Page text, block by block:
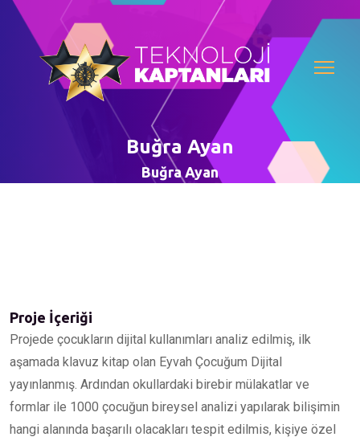
Buğra Ayan
Buğra Ayan
Proje İçeriği
Projede çocukların dijital kullanımları analiz edilmiş, ilk
aşamada klavuz kitap olan Eyvah Çocuğum Dijital
yayınlanmış. Ardından okullardaki birebir mülakatlar ve
formlar ile 1000 çocuğun bireysel analizi yapılarak bilişimin
hangi alanında başarılı olacakları tespit edilmis, kişiye özel